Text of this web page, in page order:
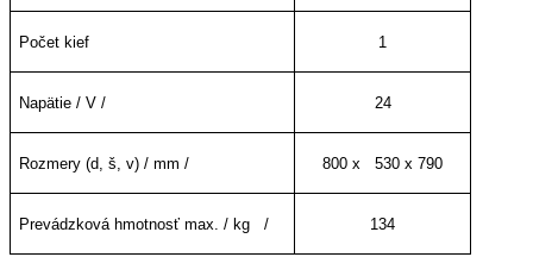
Počet kief 1
Napätie / V / 24
Rozmery (d, š, v) / mm / 800 x 530 x 790
Prevádzková hmotnosť max. / kg / 134